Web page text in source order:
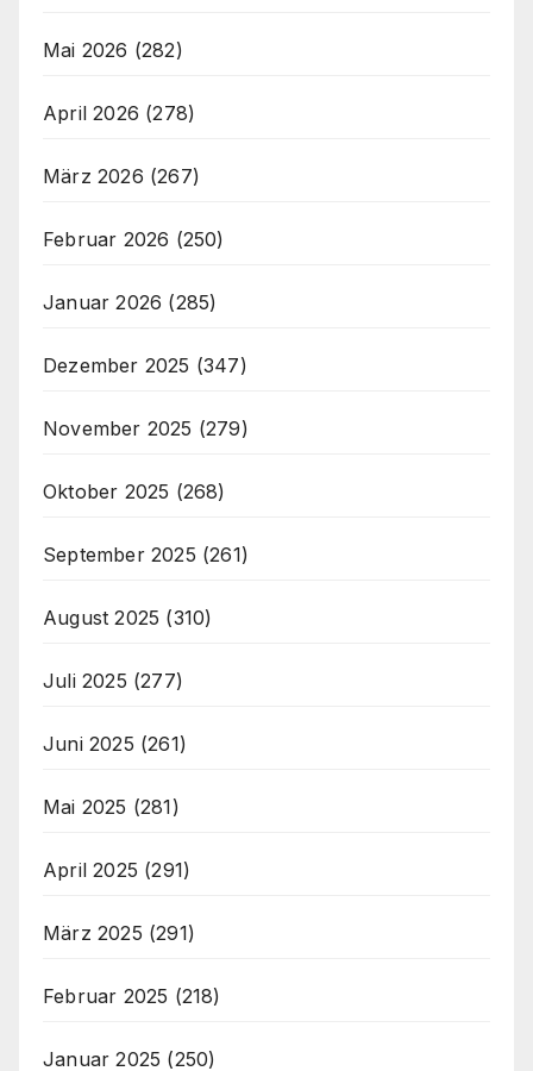
Mai 2026 (282)
April 2026 (278)
März 2026 (267)
Februar 2026 (250)
Januar 2026 (285)
Dezember 2025 (347)
November 2025 (279)
Oktober 2025 (268)
September 2025 (261)
August 2025 (310)
Juli 2025 (277)
Juni 2025 (261)
Mai 2025 (281)
April 2025 (291)
März 2025 (291)
Februar 2025 (218)
Januar 2025 (250)